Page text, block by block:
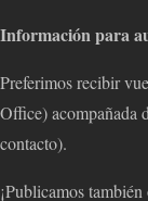
Información para
Preferimos recibir
Office) acompañada
contacto).
¡Publicamos